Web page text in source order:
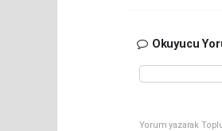
Okuyucu
Yorum yazarak